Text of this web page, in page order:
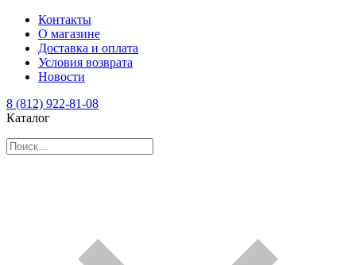
Контакты
О магазине
Доставка и оплата
Условия возврата
Новости
8 (812) 922-81-08
Каталог